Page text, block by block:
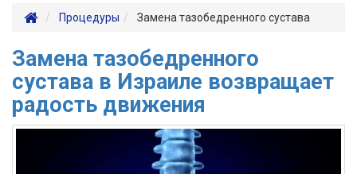
Процедуры Замена тазобедренного сустава
Замена тазобедренного
сустава в Израиле возвращает
радость движения